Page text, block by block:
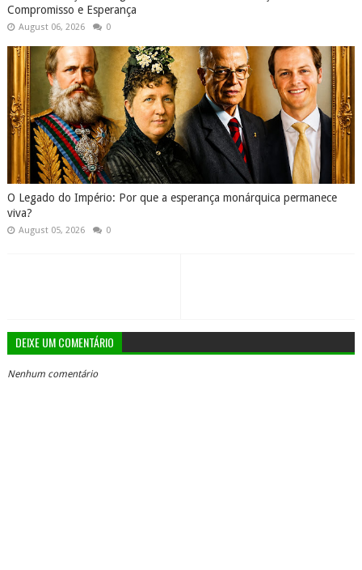
Compromisso e Esperança
August 06, 2026 0
O Legado do Império: Por que a esperança monárquica permanece
viva?
August 05, 2026 0
DEIXE UM COMENTÁRIO
Nenhum comentário